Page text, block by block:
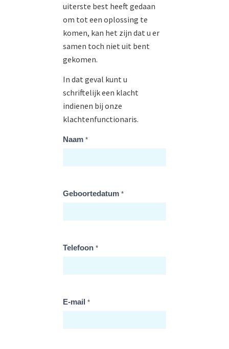
uiterste best heeft gedaan
om tot een oplossing te
komen, kan het zijn dat u er
samen toch niet uit bent
gekomen.
In dat geval kunt u
schriftelijk een klacht
indienen bij onze
klachtenfunctionaris.
Klachtenformulier
Naam*
Geboortedatum*
Telefoon*
E-mail*